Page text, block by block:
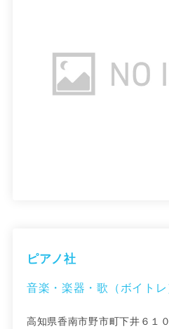
ピアノ社
音楽・楽器・歌（ボイトレ
高知県香南市野市町下井６１０